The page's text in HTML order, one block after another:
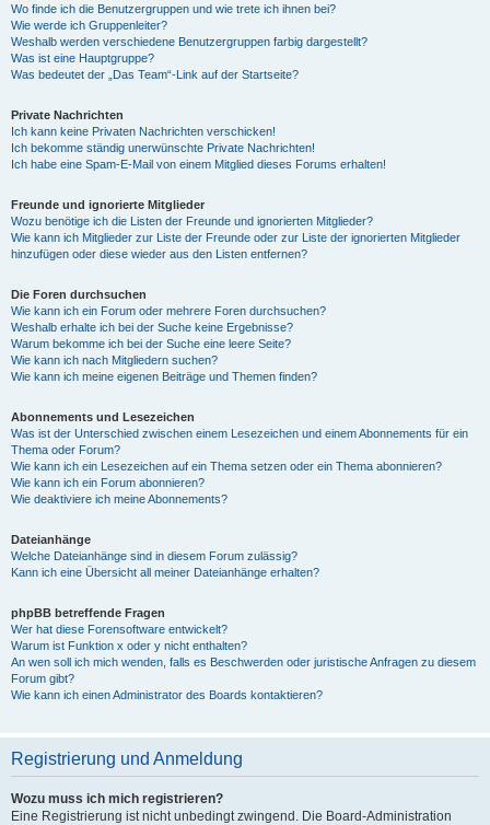
Wo finde ich die Benutzergruppen und wie trete ich ihnen bei?
Wie werde ich Gruppenleiter?
Weshalb werden verschiedene Benutzergruppen farbig dargestellt?
Was ist eine Hauptgruppe?
Was bedeutet der „Das Team“-Link auf der Startseite?
Private Nachrichten
Ich kann keine Privaten Nachrichten verschicken!
Ich bekomme ständig unerwünschte Private Nachrichten!
Ich habe eine Spam-E-Mail von einem Mitglied dieses Forums erhalten!
Freunde und ignorierte Mitglieder
Wozu benötige ich die Listen der Freunde und ignorierten Mitglieder?
Wie kann ich Mitglieder zur Liste der Freunde oder zur Liste der ignorierten Mitglieder
hinzufügen oder diese wieder aus den Listen entfernen?
Die Foren durchsuchen
Wie kann ich ein Forum oder mehrere Foren durchsuchen?
Weshalb erhalte ich bei der Suche keine Ergebnisse?
Warum bekomme ich bei der Suche eine leere Seite?
Wie kann ich nach Mitgliedern suchen?
Wie kann ich meine eigenen Beiträge und Themen finden?
Abonnements und Lesezeichen
Was ist der Unterschied zwischen einem Lesezeichen und einem Abonnements für ein
Thema oder Forum?
Wie kann ich ein Lesezeichen auf ein Thema setzen oder ein Thema abonnieren?
Wie kann ich ein Forum abonnieren?
Wie deaktiviere ich meine Abonnements?
Dateianhänge
Welche Dateianhänge sind in diesem Forum zulässig?
Kann ich eine Übersicht all meiner Dateianhänge erhalten?
phpBB betreffende Fragen
Wer hat diese Forensoftware entwickelt?
Warum ist Funktion x oder y nicht enthalten?
An wen soll ich mich wenden, falls es Beschwerden oder juristische Anfragen zu diesem
Forum gibt?
Wie kann ich einen Administrator des Boards kontaktieren?
Registrierung und Anmeldung
Wozu muss ich mich registrieren?
Eine Registrierung ist nicht unbedingt zwingend. Die Board-Administration